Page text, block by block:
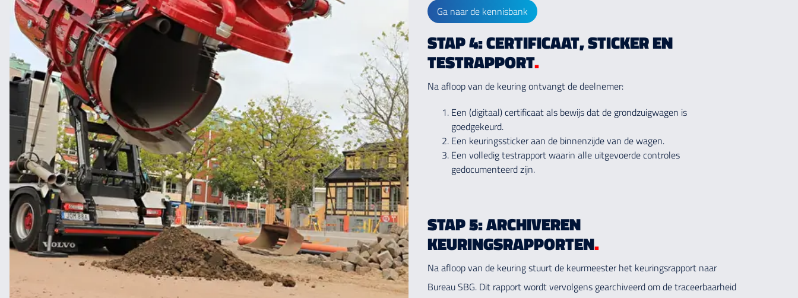
Ga naar de kennisbank
STAP 4: CERTIFICAAT, STICKER EN
TESTRAPPORT.
Na afloop van de keuring ontvangt de deelnemer:
Een (digitaal) certificaat als bewijs dat de grondzuigwagen is
goedgekeurd.
Een keuringssticker aan de binnenzijde van de wagen.
Een volledig testrapport waarin alle uitgevoerde controles
gedocumenteerd zijn.
STAP 5: ARCHIVEREN
KEURINGSRAPPORTEN.
Na afloop van de keuring stuurt de keurmeester het keuringsrapport naar
Bureau SBG. Dit rapport wordt vervolgens gearchiveerd om de traceerbaarheid